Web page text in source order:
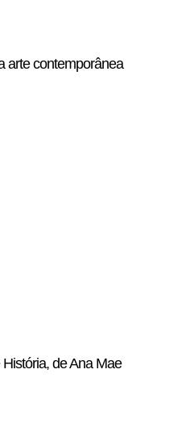
arte contemporânea
de Ana Mae